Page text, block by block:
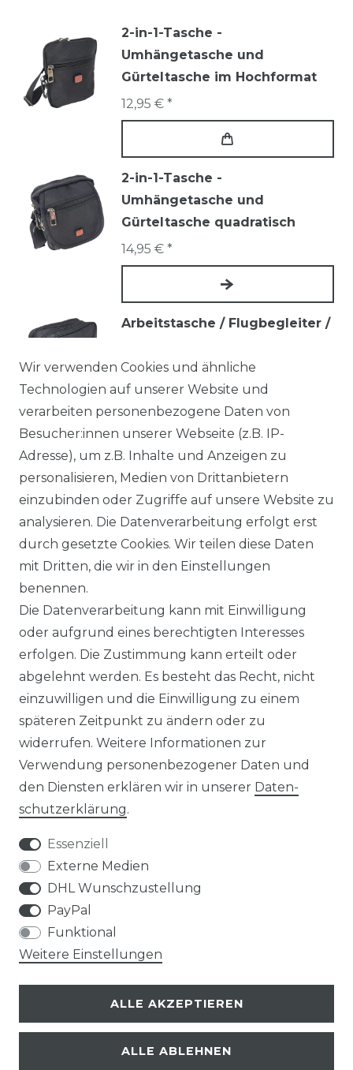
2-in-1-Tasche -
Umhängetasche und
Gürteltasche im Hochformat
12,95 € *
2-in-1-Tasche -
Umhängetasche und
Gürteltasche quadratisch
14,95 € *
Arbeitstasche / Flugbegleiter /
27,95 € *
Arbeitstasche / Laptoptasche /
Umhängetasche Groß
39,95 € *
Widerrufs­recht Widerrufs­formular
Impressum Daten­schutz­erklärung
AGB
info@taschen-tony.de
© Copyright 2026 | Alle Rechte vorbehalten.
Wir verwenden Cookies und ähnliche
Technologien auf unserer Website und
verarbeiten personenbezogene Daten von
Besucher:innen unserer Webseite (z.B. IP-
Adresse), um z.B. Inhalte und Anzeigen zu
personalisieren, Medien von Drittanbietern
einzubinden oder Zugriffe auf unsere Website zu
analysieren. Die Datenverarbeitung erfolgt erst
durch gesetzte Cookies. Wir teilen diese Daten
mit Dritten, die wir in den Einstellungen
benennen.
Die Datenverarbeitung kann mit Einwilligung
oder aufgrund eines berechtigten Interesses
erfolgen. Die Zustimmung kann erteilt oder
abgelehnt werden. Es besteht das Recht, nicht
einzuwilligen und die Einwilligung zu einem
späteren Zeitpunkt zu ändern oder zu
widerrufen. Weitere Informationen zur
Verwendung personenbezogener Daten und
den Diensten erklären wir in unserer Daten­
schutz­erklärung.
Essenziell
Externe Medien
DHL Wunschzustellung
PayPal
Funktional
Weitere Einstellungen
ALLE AKZEPTIEREN
ALLE ABLEHNEN